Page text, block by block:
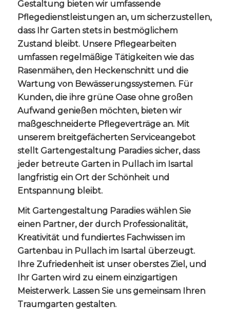
Gestaltung bieten wir umfassende
Pflegedienstleistungen an, um sicherzustellen,
dass Ihr Garten stets in bestmöglichem
Zustand bleibt. Unsere Pflegearbeiten
umfassen regelmäßige Tätigkeiten wie das
Rasenmähen, den Heckenschnitt und die
Wartung von Bewässerungssystemen. Für
Kunden, die ihre grüne Oase ohne großen
Aufwand genießen möchten, bieten wir
maßgeschneiderte Pflegeverträge an. Mit
unserem breitgefächerten Serviceangebot
stellt Gartengestaltung Paradies sicher, dass
jeder betreute Garten in Pullach im Isartal
langfristig ein Ort der Schönheit und
Entspannung bleibt.
Mit Gartengestaltung Paradies wählen Sie
einen Partner, der durch Professionalität,
Kreativität und fundiertes Fachwissen im
Gartenbau in Pullach im Isartal überzeugt.
Ihre Zufriedenheit ist unser oberstes Ziel, und
Ihr Garten wird zu einem einzigartigen
Meisterwerk. Lassen Sie uns gemeinsam Ihren
Traumgarten gestalten.